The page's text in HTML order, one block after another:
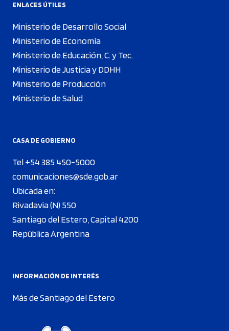
ENLACES ÚTILES
Ministerio de Desarrollo Social
Ministerio de Economía
Ministerio de Educación, C. y Tec.
Ministerio de Justicia y DDHH
Ministerio de Producción
Ministerio de Salud
CASA DE GOBIERNO
Tel +54 385 450-5000
comunicaciones@sde.gob.ar
Ubicada en:
Rivadavia (N) 550
Santiago del Estero, Capital 4200
República Argentina
INFORMACIÓN DE INTERÉS
Más de Santiago del Estero